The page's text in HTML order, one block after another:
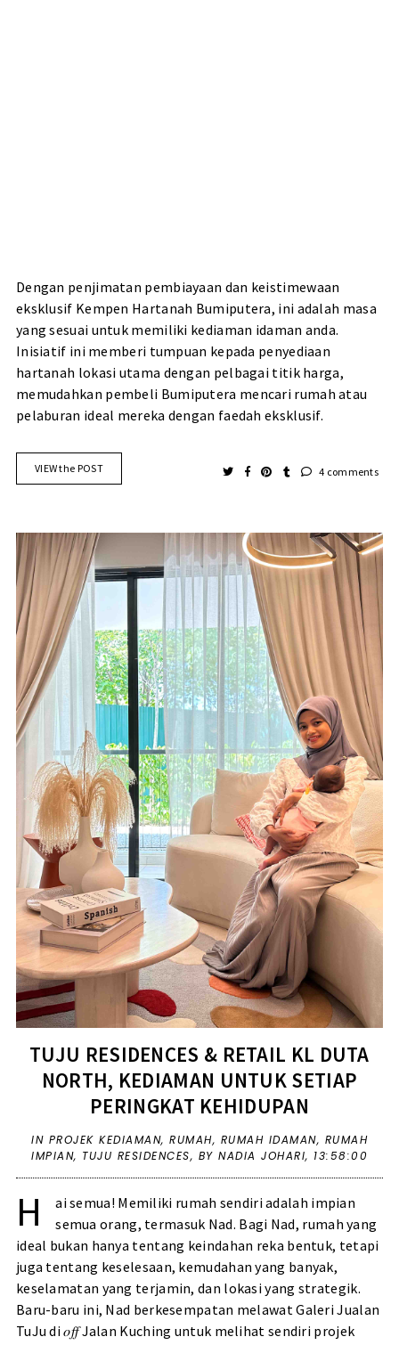
Dengan penjimatan pembiayaan dan keistimewaan
eksklusif Kempen Hartanah Bumiputera, ini adalah masa
yang sesuai untuk memiliki kediaman idaman anda.
Inisiatif ini memberi tumpuan kepada penyediaan
hartanah lokasi utama dengan pelbagai titik harga,
memudahkan pembeli Bumiputera mencari rumah atau
pelaburan ideal mereka dengan faedah eksklusif.
VIEW the POST 4 comments
TUJU RESIDENCES & RETAIL KL DUTA
NORTH, KEDIAMAN UNTUK SETIAP
PERINGKAT KEHIDUPAN
IN PROJEK KEDIAMAN, RUMAH, RUMAH IDAMAN, RUMAH
IMPIAN, TUJU RESIDENCES, BY NADIA JOHARI, 13:58:00
H
ai semua! Memiliki rumah sendiri adalah impian
semua orang, termasuk Nad. Bagi Nad, rumah yang
ideal bukan hanya tentang keindahan reka bentuk, tetapi
juga tentang keselesaan, kemudahan yang banyak,
keselamatan yang terjamin, dan lokasi yang strategik.
Baru-baru ini, Nad berkesempatan melawat Galeri Jualan
TuJu di 𝑜𝑓𝑓 Jalan Kuching untuk melihat sendiri projek